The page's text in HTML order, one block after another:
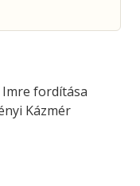
Imre fordítása
Kázmér